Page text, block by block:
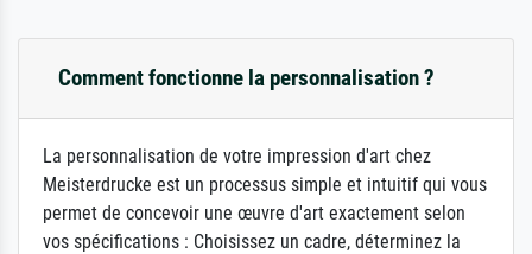
Comment fonctionne la personnalisation ?
La personnalisation de votre impression d'art chez
Meisterdrucke est un processus simple et intuitif qui vous
permet de concevoir une œuvre d'art exactement selon
vos spécifications : Choisissez un cadre, déterminez la